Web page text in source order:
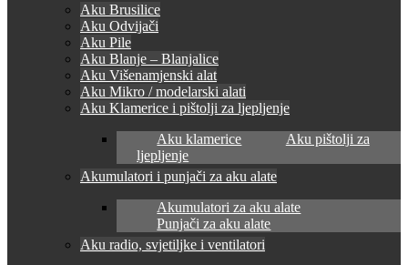
Aku Brusilice
Aku Odvijači
Aku Pile
Aku Blanje – Blanjalice
Aku Višenamjenski alat
Aku Mikro / modelarski alati
Aku Klamerice i pištolji za ljepljenje
Aku klamerice
Aku pištolji za
ljepljenje
Akumulatori i punjači za aku alate
Akumulatori za aku alate
Punjači za aku alate
Aku radio, svjetiljke i ventilatori